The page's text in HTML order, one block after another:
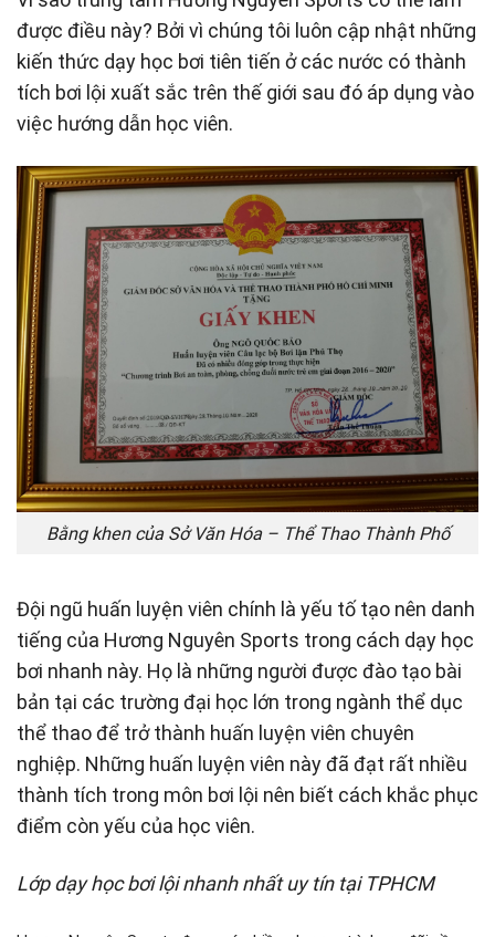
được điều này? Bởi vì chúng tôi luôn cập nhật những
kiến thức dạy học bơi tiên tiến ở các nước có thành
tích bơi lội xuất sắc trên thế giới sau đó áp dụng vào
việc hướng dẫn học viên.
Bằng khen của Sở Văn Hóa – Thể Thao Thành Phố
Đội ngũ huấn luyện viên chính là yếu tố tạo nên danh
tiếng của Hương Nguyên Sports trong cách dạy học
bơi nhanh này. Họ là những người được đào tạo bài
bản tại các trường đại học lớn trong ngành thể dục
thể thao để trở thành huấn luyện viên chuyên
nghiệp. Những huấn luyện viên này đã đạt rất nhiều
thành tích trong môn bơi lội nên biết cách khắc phục
điểm còn yếu của học viên.
Lớp dạy học bơi lội nhanh nhất uy tín tại TPHCM